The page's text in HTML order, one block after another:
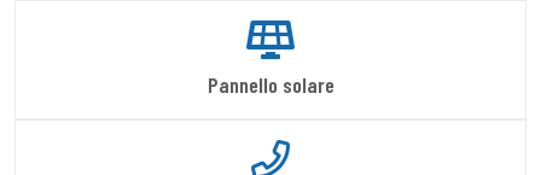
Pannello solare